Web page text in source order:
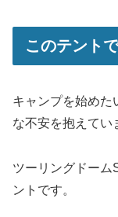
このテント
キャンプを始めた
な不安を抱えてい
ツーリングドーム
ントです。